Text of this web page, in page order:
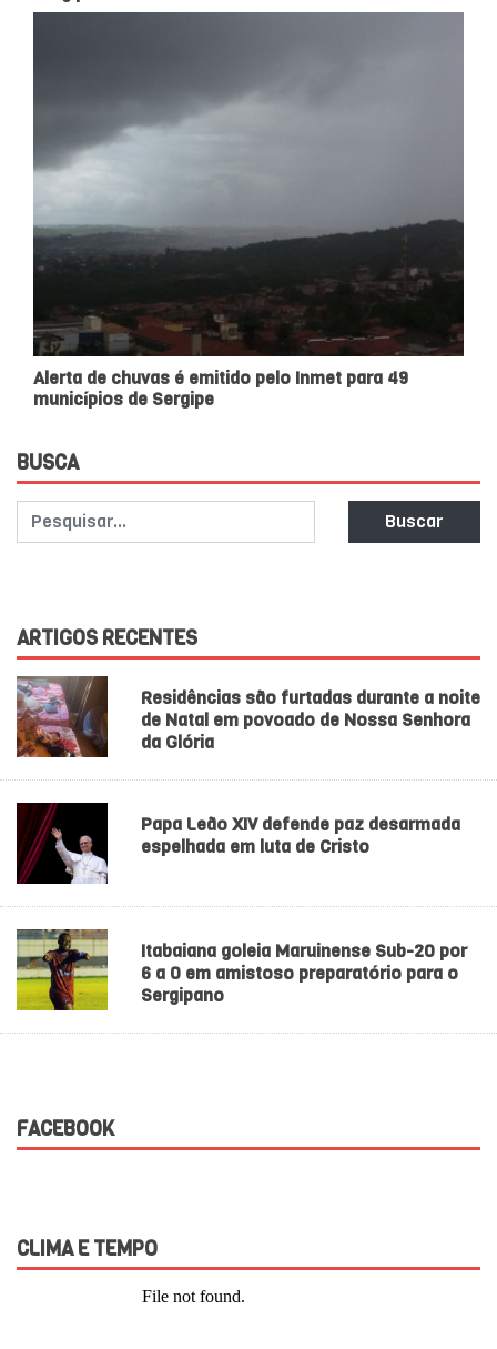
Alerta de chuvas é emitido pelo Inmet para 49
municípios de Sergipe
BUSCA
Buscar
ARTIGOS RECENTES
Residências são furtadas durante a noite
de Natal em povoado de Nossa Senhora
da Glória
Papa Leão XIV defende paz desarmada
espelhada em luta de Cristo
Itabaiana goleia Maruinense Sub-20 por
6 a 0 em amistoso preparatório para o
Sergipano
FACEBOOK
CLIMA E TEMPO